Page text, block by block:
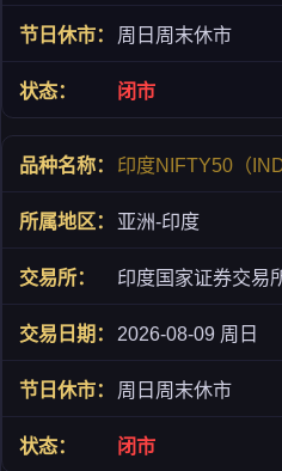
周日周末休市
闭市
印度NIFTY50（
亚洲-印度
印度国家证券交易
2026-08-09 周日
周日周末休市
闭市